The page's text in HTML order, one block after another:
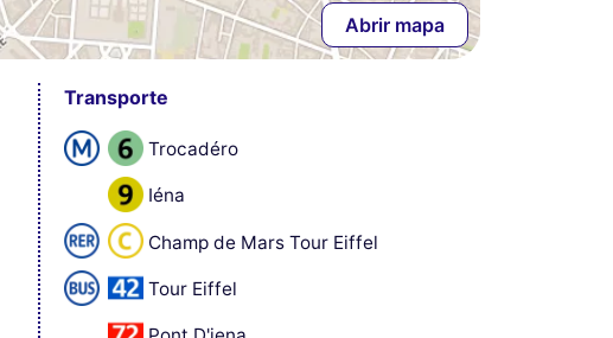
Abrir mapa
Transporte
Trocadéro
Iéna
Champ de Mars Tour Eiffel
Tour Eiffel